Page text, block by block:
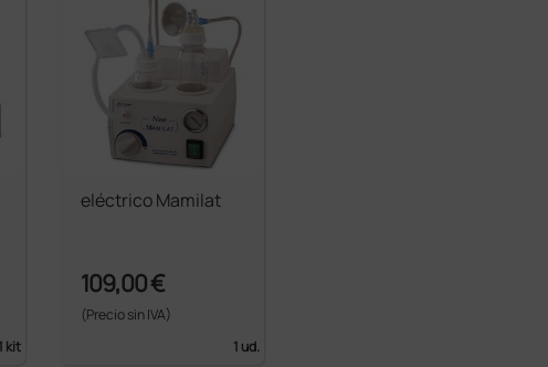
1 kit
eléctrico Mamilat
109,00 €
(Precio sin IVA)
1 ud.